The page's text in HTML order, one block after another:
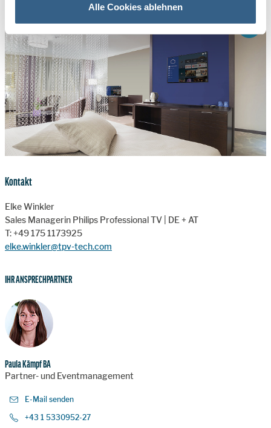
Alle Cookies ablehnen
Kontakt
Elke Winkler
Sales Managerin Philips Professional TV | DE + AT
T: +49 175 1173925
elke.winkler@tpv-tech.com
IHR ANSPRECHPARTNER
Paula Kämpf BA
Partner- und Eventmanagement
E-Mail senden
+43 1 5330952-27